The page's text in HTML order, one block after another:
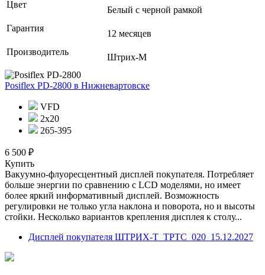
Цвет
Белый с черной рамкой
Гарантия
12 месяцев
Производитель
Штрих-М
Posiflex PD-2800 в Нижневартовске
VFD
2х20
265-395
6 500 ₽
Купить
Вакуумно-флуоресцентный дисплей покупателя. Потребляет
больше энергии по сравнению с LCD моделями, но имеет
более яркий информативный дисплей. Возможность
регулировки не только угла наклона и поворота, но и высоты
стойки. Несколько вариантов крепления дисплея к столу...
Дисплей покупателя ШТРИХ-Т_ТРТС_020_15.12.2027